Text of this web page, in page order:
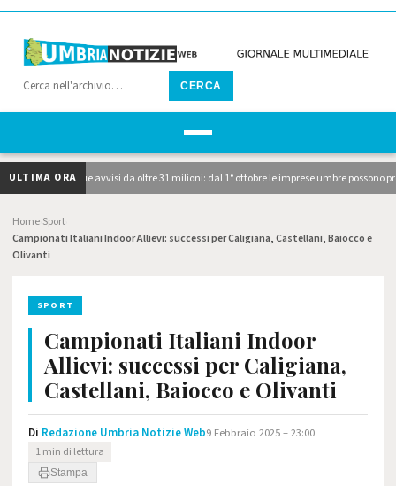
CERCA
ULTIMA ORA
pubblicati i due avvisi da oltre 31 milioni: dal 1° ottobre le imprese umbre possono
Home Sport
Campionati Italiani Indoor Allievi: successi per Caligiana, Castellani, Baiocco e
Olivanti
SPORT
Campionati Italiani Indoor
Allievi: successi per Caligiana,
Castellani, Baiocco e Olivanti
Di Redazione Umbria Notizie Web9 Febbraio 2025 – 23:00
1 min di lettura
Stampa